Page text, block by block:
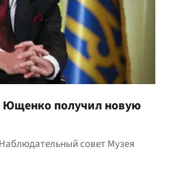
Ющенко получил новую
совет Музея